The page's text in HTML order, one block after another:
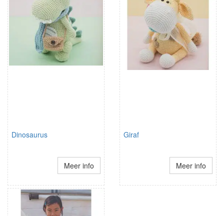
Dinosaurus
Meer info
Giraf
Meer info